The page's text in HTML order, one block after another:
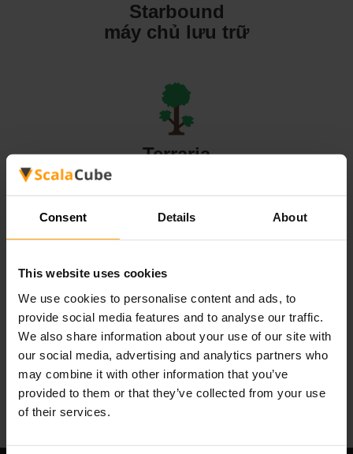
Consent Details About
This website uses cookies
We use cookies to personalise content and ads, to
provide social media features and to analyse our traffic.
We also share information about your use of our site with
our social media, advertising and analytics partners who
may combine it with other information that you’ve
provided to them or that they’ve collected from your use
of their services.
Starbound
máy chủ lưu trữ
Terraria
máy chủ lưu trữ
Valheim
máy chủ lưu trữ
All Games